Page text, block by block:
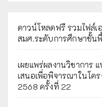
ดาวน์โหลดฟรี รวมไฟล์เ
สมศ.ระดับการศึกษาขั้น
เผยแพร่ผลงานวิชาการ
เสนอเพื่อพิจารณาในโค
2568 ครั้งที่ 22